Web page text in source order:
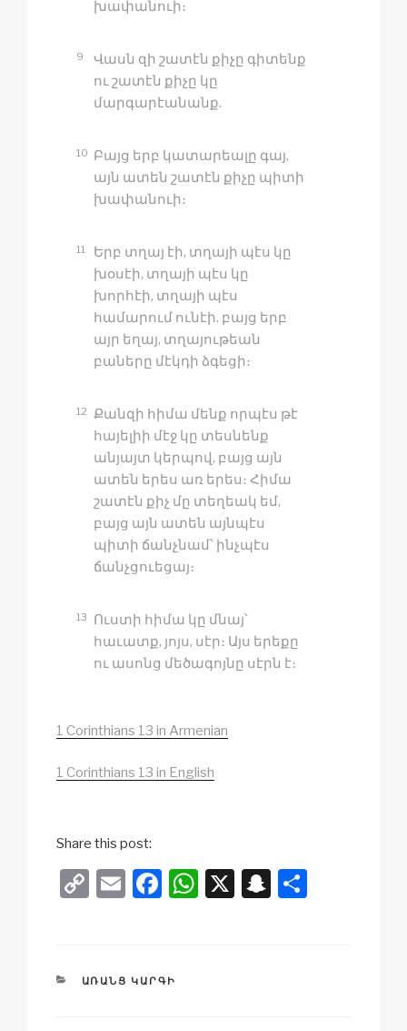
խափանուի։
9
Վասն զի շատէն քիչը գիտենք
ու շատէն քիչը կը
մարգարէանանք.
10 Բայց երբ կատարեալը գայ,
այն ատեն շատէն քիչը պիտի
խափանուի։
11
Երբ տղայ էի, տղայի պէս կը
խօսէի, տղայի պէս կը
խորհէի, տղայի պէս
համարում ունէի. բայց երբ
այր եղայ, տղայութեան
բաները մէկդի ձգեցի։
12 Քանզի հիմա մենք որպէս թէ
հայելիի մէջ կը տեսնենք
անյայտ կերպով, բայց այն
ատեն երես առ երես։ Հիմա
շատէն քիչ մը տեղեակ եմ,
բայց այն ատեն այնպէս
պիտի ճանչնամ՝ ինչպէս
ճանչցուեցայ։
13
Ուստի հիմա կը մնայ՝
հաւատք, յոյս, սէր։ Այս երեքը
ու ասոնց մեծագոյնը սէրն է։
1 Corinthians 13 in Armenian
1 Corinthians 13 in English
Share this post:
C
y
E
F
e
W X
S
CATEGORIES
ԱՌԱՆՑ ԿԱՐԳԻ